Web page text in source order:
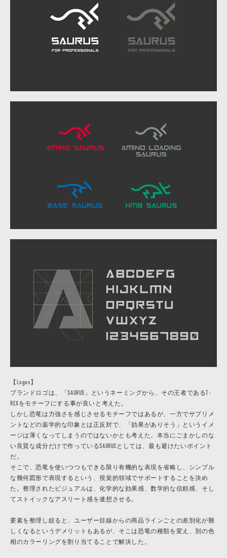
【Logos】
ブランドロゴは、「SAURUS」というネーミングから、その王者であるT-
REXをモチーフにする事が良いと考えた。
しかし恐竜は力強さを感じさせるモチーフではあるが、一方でサプリメ
ントなどの薬学的な印象とは正反対で、「効果がありそう」というイメ
ージは薄くなってしまうのではないかとも考えた。本当にごまかしのな
い良質な成分だけで作っているSAURUSとしては、最も避けたいポイント
だ。
そこで、恐竜を使いつつもできる限り有機的な表現を省略し、シンプル
な幾何図形で表現するという、視覚的領域でサポートすることを決め
た。整理されたビジュアルは、化学的な効果感、数学的な信頼感、そし
てストイックなアスリート感を連想させる。
要素を整理し絞ると、ユーザー目線からの商品ラインごとの差別化が難
しくなるというデメリットもあるが、そこは恐竜の種類を変え、別の色
相のカラーリングを割り当てることで解決した。